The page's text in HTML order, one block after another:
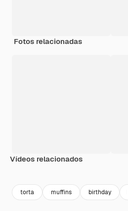
Fotos relacionadas
Vídeos relacionados
torta muffins birthday